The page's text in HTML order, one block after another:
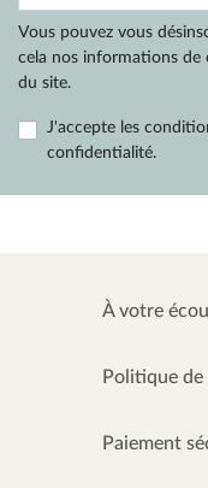
Vous pouvez vous
cela nos informations
du site.
J'accepte les
confidentialité.
À votre
Politique
Paiement